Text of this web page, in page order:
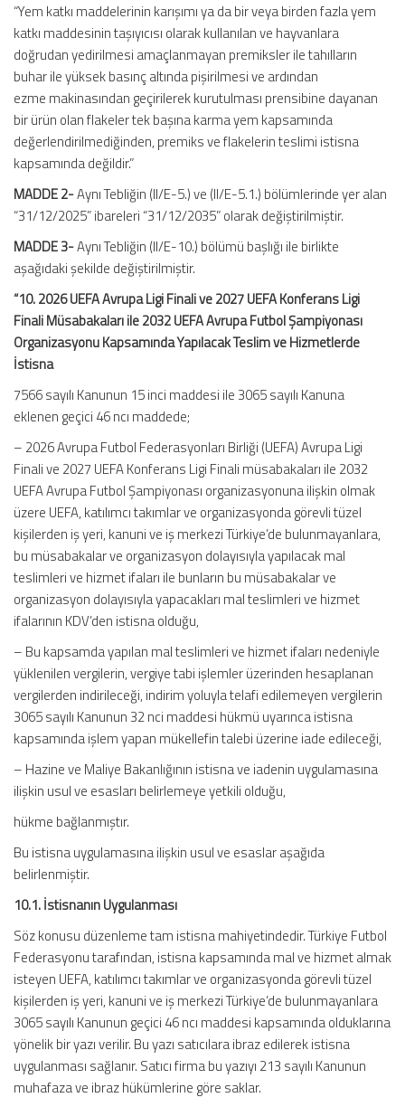
“Yem katkı maddelerinin karışımı ya da bir veya birden fazla yem
katkı maddesinin taşıyıcısı olarak kullanılan ve hayvanlara
doğrudan yedirilmesi amaçlanmayan premiksler ile tahılların
buhar ile yüksek basınç altında pişirilmesi ve ardından
ezme makinasından geçirilerek kurutulması prensibine dayanan
bir ürün olan flakeler tek başına karma yem kapsamında
değerlendirilmediğinden, premiks ve flakelerin teslimi istisna
kapsamında değildir.”
MADDE 2-Aynı Tebliğin (II/E-5.) ve (II/E-5.1.) bölümlerinde yer alan
“31/12/2025” ibareleri “31/12/2035” olarak değiştirilmiştir.
MADDE 3-Aynı Tebliğin (II/E-10.) bölümü başlığı ile birlikte
aşağıdaki şekilde değiştirilmiştir.
“10. 2026 UEFA Avrupa Ligi Finali ve 2027 UEFA Konferans Ligi
Finali Müsabakaları ile 2032 UEFA Avrupa Futbol Şampiyonası
Organizasyonu Kapsamında Yapılacak Teslim ve Hizmetlerde
İstisna
7566 sayılı Kanunun 15 inci maddesi ile 3065 sayılı Kanuna
eklenen geçici 46 ncı maddede;
– 2026 Avrupa Futbol Federasyonları Birliği (UEFA) Avrupa Ligi
Finali ve 2027 UEFA Konferans Ligi Finali müsabakaları ile 2032
UEFA Avrupa Futbol Şampiyonası organizasyonuna ilişkin olmak
üzere UEFA, katılımcı takımlar ve organizasyonda görevli tüzel
kişilerden iş yeri, kanuni ve iş merkezi Türkiye’de bulunmayanlara,
bu müsabakalar ve organizasyon dolayısıyla yapılacak mal
teslimleri ve hizmet ifaları ile bunların bu müsabakalar ve
organizasyon dolayısıyla yapacakları mal teslimleri ve hizmet
ifalarının KDV’den istisna olduğu,
– Bu kapsamda yapılan mal teslimleri ve hizmet ifaları nedeniyle
yüklenilen vergilerin, vergiye tabi işlemler üzerinden hesaplanan
vergilerden indirileceği, indirim yoluyla telafi edilemeyen vergilerin
3065 sayılı Kanunun 32 nci maddesi hükmü uyarınca istisna
kapsamında işlem yapan mükellefin talebi üzerine iade edileceği,
– Hazine ve Maliye Bakanlığının istisna ve iadenin uygulamasına
ilişkin usul ve esasları belirlemeye yetkili olduğu,
hükme bağlanmıştır.
Bu istisna uygulamasına ilişkin usul ve esaslar aşağıda
belirlenmiştir.
10.1. İstisnanın Uygulanması
Söz konusu düzenleme tam istisna mahiyetindedir. Türkiye Futbol
Federasyonu tarafından, istisna kapsamında mal ve hizmet almak
isteyen UEFA, katılımcı takımlar ve organizasyonda görevli tüzel
kişilerden iş yeri, kanuni ve iş merkezi Türkiye’de bulunmayanlara
3065 sayılı Kanunun geçici 46 ncı maddesi kapsamında olduklarına
yönelik bir yazı verilir. Bu yazı satıcılara ibraz edilerek istisna
uygulanması sağlanır. Satıcı firma bu yazıyı 213 sayılı Kanunun
muhafaza ve ibraz hükümlerine göre saklar.